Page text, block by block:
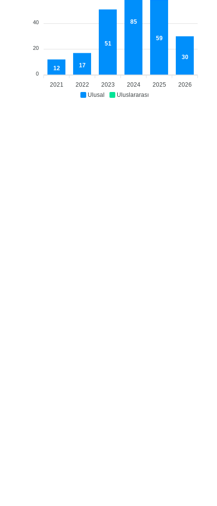
Ulusal Uluslararası
2021 2022 2023 2024 2025 2026
12 17
51
85
59
30
40
20
0